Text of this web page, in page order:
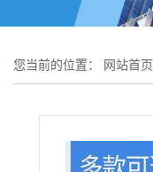
您当前的位置： 网站首页